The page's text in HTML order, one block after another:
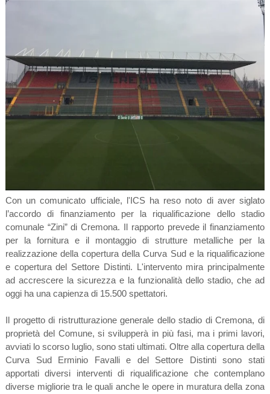
Con un comunicato ufficiale, l'ICS ha reso noto di aver siglato
l’accordo di finanziamento per la riqualificazione dello stadio
comunale “Zini” di Cremona. Il rapporto prevede il finanziamento
per la fornitura e il montaggio di strutture metalliche per la
realizzazione della copertura della Curva Sud e la riqualificazione
e copertura del Settore Distinti. L'intervento mira principalmente
ad accrescere la sicurezza e la funzionalità dello stadio, che ad
oggi ha una capienza di 15.500 spettatori.
Il progetto di ristrutturazione generale dello stadio di Cremona, di
proprietà del Comune, si svilupperà in più fasi, ma i primi lavori,
avviati lo scorso luglio, sono stati ultimati. Oltre alla copertura della
Curva Sud Erminio Favalli e del Settore Distinti sono stati
apportati diversi interventi di riqualificazione che contemplano
diverse migliorie tra le quali anche le opere in muratura della zona